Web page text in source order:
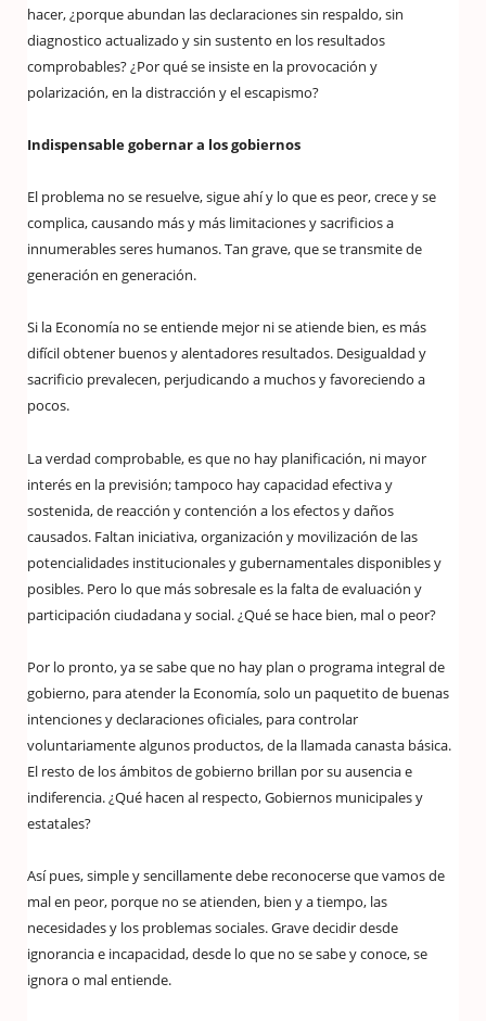
hacer, ¿porque abundan las declaraciones sin respaldo, sin
diagnostico actualizado y sin sustento en los resultados
comprobables? ¿Por qué se insiste en la provocación y
polarización, en la distracción y el escapismo?
Indispensable gobernar a los gobiernos
El problema no se resuelve, sigue ahí y lo que es peor, crece y se
complica, causando más y más limitaciones y sacrificios a
innumerables seres humanos. Tan grave, que se transmite de
generación en generación.
Si la Economía no se entiende mejor ni se atiende bien, es más
difícil obtener buenos y alentadores resultados. Desigualdad y
sacrificio prevalecen, perjudicando a muchos y favoreciendo a
pocos.
La verdad comprobable, es que no hay planificación, ni mayor
interés en la previsión; tampoco hay capacidad efectiva y
sostenida, de reacción y contención a los efectos y daños
causados. Faltan iniciativa, organización y movilización de las
potencialidades institucionales y gubernamentales disponibles y
posibles. Pero lo que más sobresale es la falta de evaluación y
participación ciudadana y social. ¿Qué se hace bien, mal o peor?
Por lo pronto, ya se sabe que no hay plan o programa integral de
gobierno, para atender la Economía, solo un paquetito de buenas
intenciones y declaraciones oficiales, para controlar
voluntariamente algunos productos, de la llamada canasta básica.
El resto de los ámbitos de gobierno brillan por su ausencia e
indiferencia. ¿Qué hacen al respecto, Gobiernos municipales y
estatales?
Así pues, simple y sencillamente debe reconocerse que vamos de
mal en peor, porque no se atienden, bien y a tiempo, las
necesidades y los problemas sociales. Grave decidir desde
ignorancia e incapacidad, desde lo que no se sabe y conoce, se
ignora o mal entiende.